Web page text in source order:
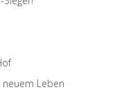
neuem Leben